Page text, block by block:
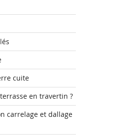
cuite
en travertin ?
carrelage et dallage